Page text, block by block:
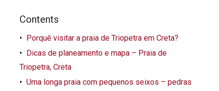
Contents
Porquê visitar a praia de Triopetra em Creta?
Dicas de planeamento e mapa – Praia de
Triopetra, Creta
Uma longa praia com pequenos seixos – pedras